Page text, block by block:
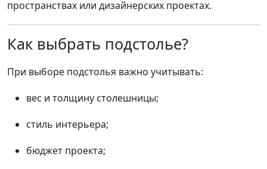
пространствах или дизайнерских проектах.
Как выбрать подстолье?
При выборе подстолья важно учитывать:
вес и толщину столешницы;
стиль интерьера;
бюджет проекта;